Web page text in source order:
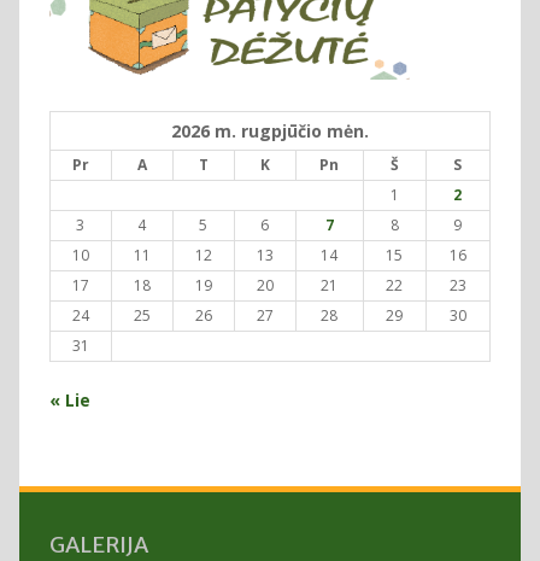
2026 m. rugpjūčio mėn.
Pr A T K Pn Š
S
1
2
3
4 5 6 7 8
9
10
11 12 13 14 15
16
17
18 19 20 21 22
23
24
25 26 27 28 29
30
31
« Lie
GALERIJA